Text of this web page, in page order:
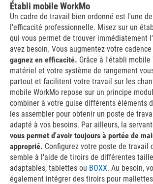
Établi mobile WorkMo
Un cadre de travail bien ordonné est l'une
l'efficacité professionnelle. Misez sur un
qui vous permet de trouver immédiatement
avez besoin. Vous augmentez votre
gagnez en efficacité. Grâce à l'établi mobile
matériel et votre système de rangement
partout et facilitent votre travail sur les
mobile WorkMo repose sur un principe
combiner à votre guise différents éléments
les assembler pour obtenir un poste de
adapté à vos besoins. Par ailleurs, la
vous permet d'avoir toujours à portée de
approprié. Configurez votre poste de travail
semble à l'aide de tiroirs de différentes
adaptables, tablettes ou BOXX. Au besoin,
également intégrer des tiroirs pour